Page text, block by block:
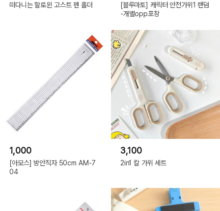
떠다니는 할로윈 고스트 펜 홀더
[블루마토] 캐릭터 안전가위1 랜덤
-개별opp포장
1,000
[아모스] 방안직자 50cm AM-7
04
3,100
2in1 칼 가위 세트